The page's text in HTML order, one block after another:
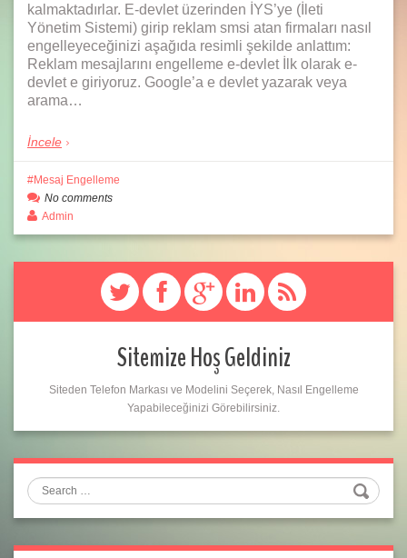
kalmaktadırlar. E-devlet üzerinden İYS’ye (İleti
Yönetim Sistemi) girip reklam smsi atan firmaları nasıl
engelleyeceğinizi aşağıda resimli şekilde anlattım:
Reklam mesajlarını engelleme e-devlet İlk olarak e-
devlet e giriyoruz. Google’a e devlet yazarak veya
arama…
İncele
Mesaj Engelleme
No comments
Admin
Sitemize Hoş Geldiniz
Siteden Telefon Markası ve Modelini Seçerek, Nasıl Engelleme
Yapabileceğinizi Görebilirsiniz.
Search